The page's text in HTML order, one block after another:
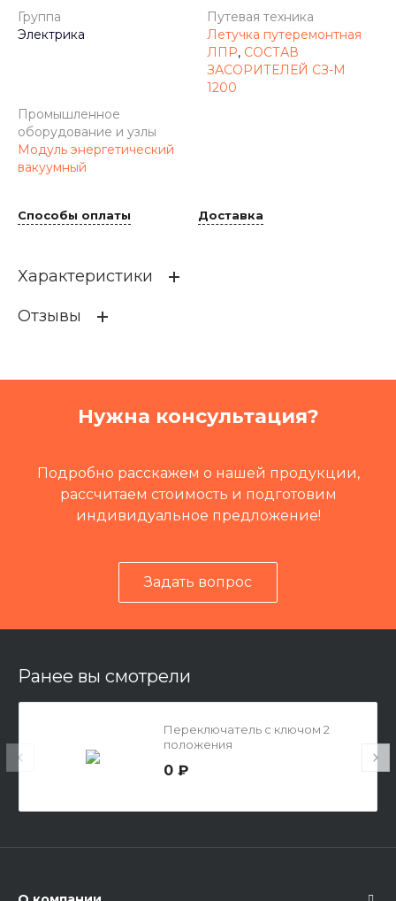
Группа
Электрика
Путевая техника
Летучка путеремонтная
ЛПР, СОСТАВ
ЗАСОРИТЕЛЕЙ СЗ-М
1200
Промышленное
оборудование и узлы
Модуль энергетический
вакуумный
Способы оплаты Доставка
Характеристики
Кат префикс
Путевая техника
Летучка путеремонтная Л
Промышленное оборудов
Модуль энергетический в
Отзывы
Нужна консультация?
Подробно расскажем о нашей продукции,
рассчитаем стоимость и подготовим
индивидуальное предложение!
Задать вопрос
Ранее вы смотрели
Переключатель с ключом 2
положения
0 ₽